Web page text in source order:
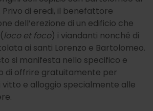
Privo di eredi, il benefattore
dell’erezione di un edificio che
loco et foco) i viandanti nonché di
ai santi Lorenzo e Bartolomeo.
si manifesta nello specifico e
di offrire gratuitamente per
e alloggio specialmente alle